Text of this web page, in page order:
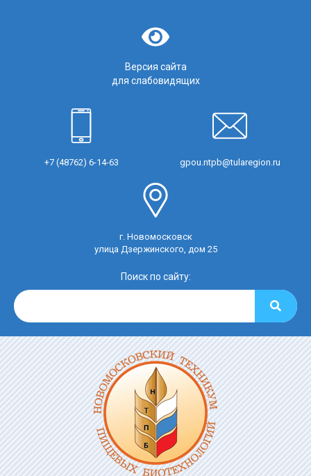
Версия сайта
для слабовидящих
+7 (48762) 6-14-63 gpou.ntpb@tularegion.ru
г. Новомосковск
улица Дзержинского, дом 25
Поиск по сайту: